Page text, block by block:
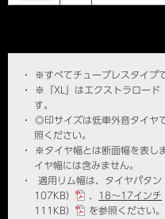
※すべてチューブレスタイプ
※
「XL」はエクストラロー
す。
◎印サイズは低車外音タイヤ
照ください。
※タイヤ幅とは断面幅を表し
イヤ幅には含みません。
適用リム幅は、タイヤパタ
107KB）
18～17インチ
111KB）
を参照ください。